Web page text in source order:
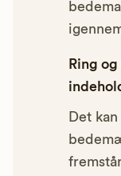
Ring
Det